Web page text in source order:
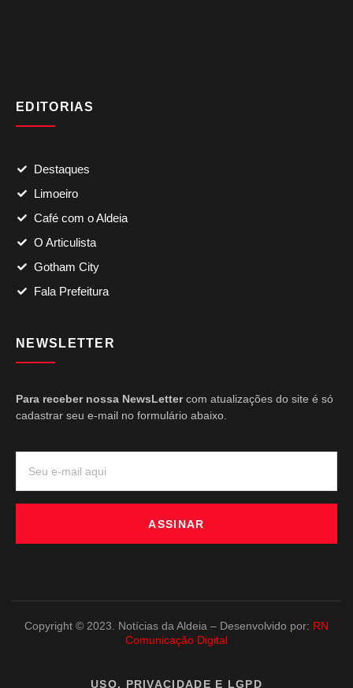
EDITORIAS
Destaques
Limoeiro
Café com o Aldeia
O Articulista
Gotham City
Fala Prefeitura
NEWSLETTER
Para receber nossa NewsLettercom atualizações do site é só
cadastrar seu e-mail no formulário abaixo.
ASSINAR
Copyright © 2023. Notícias da Aldeia – Desenvolvido por: RN
Comunicação Digital
USO, PRIVACIDADE E LGPD